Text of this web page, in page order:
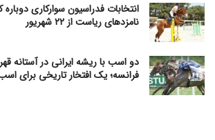
انتخابات فدراسیون سوارکاری دوباره
نامزدهای ریاست از ۲۲ شهریور
دو اسب با ریشه ایرانی در آستانه
فرانسه؛ یک افتخار تاریخی برای